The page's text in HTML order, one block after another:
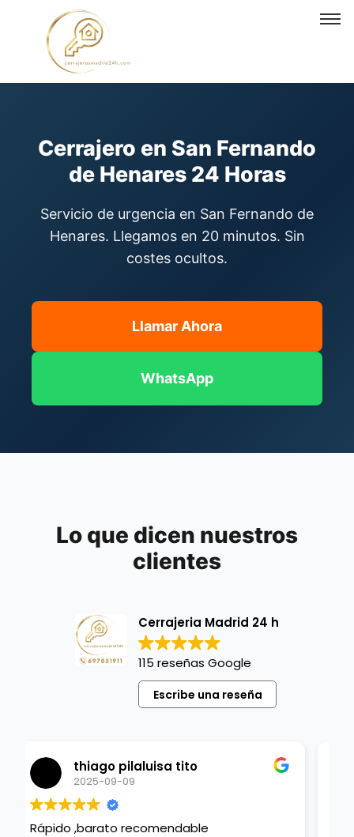
Cerrajero en San Fernando de
Henares
Cerrajero en San Fernando
de Henares 24 Horas
Servicio de urgencia en San Fernando de
Henares. Llegamos en 20 minutos. Sin
costes ocultos.
Llamar Ahora
WhatsApp
Lo que dicen nuestros
clientes
Cerrajeria Madrid 24 h
115 reseñas Google
Escribe una reseña
Juan Diego Gamboa
2025-09-07
Excelente servicio! Dalí hizo un trabajo